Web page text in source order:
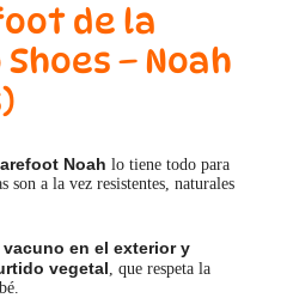
de la
– Noah
Noah lo tiene todo para
son a la vez resistentes, naturales
vacuno en el exterior y
vegetal, que respeta la